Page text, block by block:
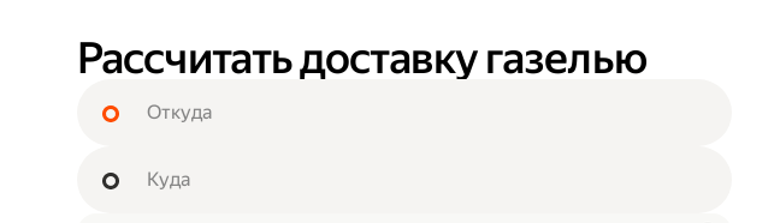
Рассчитать доставку газелью